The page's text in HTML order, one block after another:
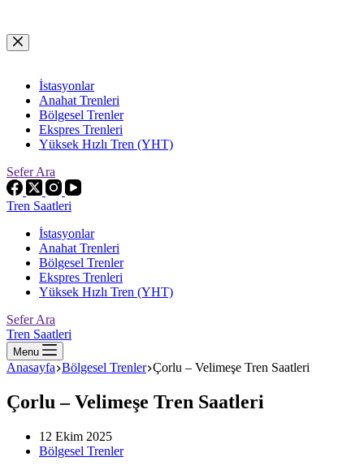
Skip
to
İstasyonlar
Anahat Trenleri
Bölgesel Trenler
Ekspres Trenleri
Yüksek Hızlı Tren (YHT)
Sefer Ara
Tren Saatleri
İstasyonlar
Anahat Trenleri
Bölgesel Trenler
Ekspres Trenleri
Yüksek Hızlı Tren (YHT)
Sefer Ara
Tren Saatleri
Menu
Anasayfa Bölgesel Trenler Çorlu – Velimeşe Tren Saatleri
Çorlu – Velimeşe Tren Saatleri
12 Ekim 2025
Bölgesel Trenler